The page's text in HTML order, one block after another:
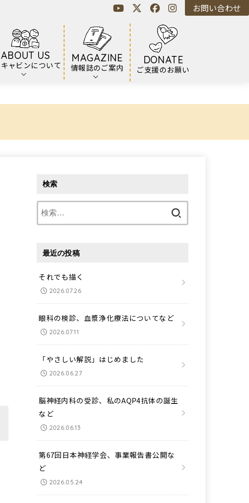
ABOUT US
ャビンについて
MAGAZINE
情報誌のご案内
DONATE
ご支援のお願い
お問い合わせ
検索
最近の投稿
それでも描く
2026.07.26
眼科の検診、血漿浄化療法についてなど
2026.07.11
「やさしい解説」はじめました
2026.06.27
脳神経内科の受診、私のAQP4抗体の誕生
など
2026.06.13
第67回日本神経学会、事業報告書公開な
ど
2026.05.24